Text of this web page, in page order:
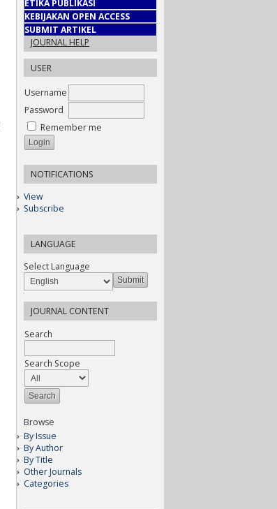
ETIKA PUBLIKASI
KEBIJAKAN OPEN ACCESS
SUBMIT ARTIKEL
JOURNAL HELP
USER
Username
Password
Remember me
NOTIFICATIONS
View
Subscribe
LANGUAGE
Select Language
JOURNAL CONTENT
Search
Search Scope
Browse
By Issue
By Author
By Title
Other Journals
Categories